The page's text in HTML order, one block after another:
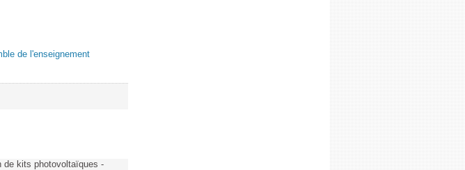
de l'enseignement
de kits photovoltaïques -